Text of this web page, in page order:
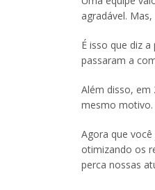
agradável.
É isso que diz
passaram a
Além disso, em
mesmo motivo.
Agora que
otimizando os
perca nossas